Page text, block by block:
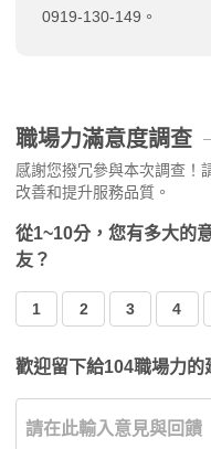
0919-130-149。
職場力滿意度調查
感謝您撥冗參與本次調查！
改善和提升服務品質。
從1~10分，您有多大的
友？
1 2 3 4
歡迎留下給104職場力的